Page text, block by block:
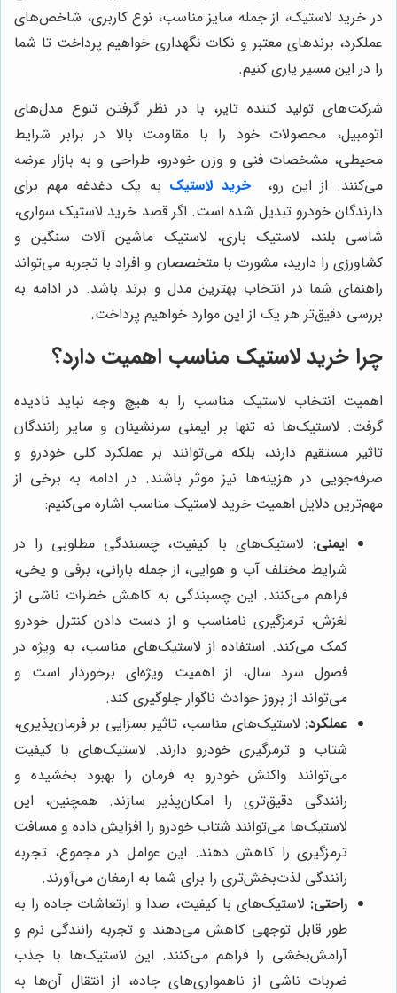
در خرید لاستیک، از جمله سایز مناسب، نوع کاربری، شاخص‌های
عملکرد، برندهای معتبر و نکات نگهداری خواهیم پرداخت تا شما
را در این مسیر یاری کنیم.
شرکت‌های تولید کننده تایر، با در نظر گرفتن تنوع مدل‌های
اتومبیل، محصولات خود را با مقاومت بالا در برابر شرایط
محیطی، مشخصات فنی و وزن خودرو، طراحی و به بازار عرضه
می‌کنند. از این رو،
خرید لاستیک به یک دغدغه مهم برای
دارندگان خودرو تبدیل شده است. اگر قصد خرید لاستیک سواری،
شاسی بلند، لاستیک باری، لاستیک ماشین آلات سنگین و
کشاورزی را دارید، مشورت با متخصصان و افراد با تجربه می‌تواند
راهنمای شما در انتخاب بهترین مدل و برند باشد. در ادامه به
بررسی دقیق‌تر هر یک از این موارد خواهیم پرداخت.
چرا خرید لاستیک مناسب اهمیت دارد؟
اهمیت انتخاب لاستیک مناسب را به هیچ وجه نباید نادیده
گرفت. لاستیک‌ها نه تنها بر ایمنی سرنشینان و سایر رانندگان
تاثیر مستقیم دارند، بلکه می‌توانند بر عملکرد کلی خودرو و
صرفه‌جویی در هزینه‌ها نیز موثر باشند. در ادامه به برخی از
مهم‌ترین دلایل اهمیت خرید لاستیک مناسب اشاره می‌کنیم:
ایمنی: لاستیک‌های با کیفیت، چسبندگی مطلوبی را در
شرایط مختلف آب و هوایی، از جمله بارانی، برفی و یخی،
فراهم می‌کنند. این چسبندگی به کاهش خطرات ناشی از
لغزش، ترمزگیری نامناسب و از دست دادن کنترل خودرو
کمک می‌کند. استفاده از لاستیک‌های مناسب، به ویژه در
فصول سرد سال، از اهمیت ویژه‌ای برخوردار است و
می‌تواند از بروز حوادث ناگوار جلوگیری کند.
عملکرد: لاستیک‌های مناسب، تاثیر بسزایی بر فرمان‌پذیری،
شتاب و ترمزگیری خودرو دارند. لاستیک‌های با کیفیت
می‌توانند واکنش خودرو به فرمان را بهبود بخشیده و
رانندگی دقیق‌تری را امکان‌پذیر سازند. همچنین، این
لاستیک‌ها می‌توانند شتاب خودرو را افزایش داده و مسافت
ترمزگیری را کاهش دهند. این عوامل در مجموع، تجربه
رانندگی لذت‌بخش‌تری را برای شما به ارمغان می‌آورند.
راحتی: لاستیک‌های با کیفیت، صدا و ارتعاشات جاده را به
طور قابل توجهی کاهش می‌دهند و تجربه رانندگی نرم و
آرامش‌بخشی را فراهم می‌کنند. این لاستیک‌ها با جذب
ضربات ناشی از ناهمواری‌های جاده، از انتقال آن‌ها به